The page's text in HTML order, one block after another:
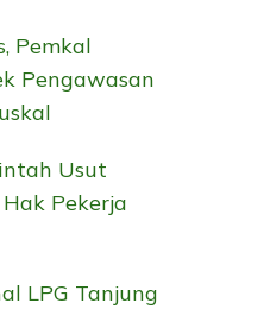
Pemkal
Pengawasan
Usut
Pekerja
LPG Tanjung